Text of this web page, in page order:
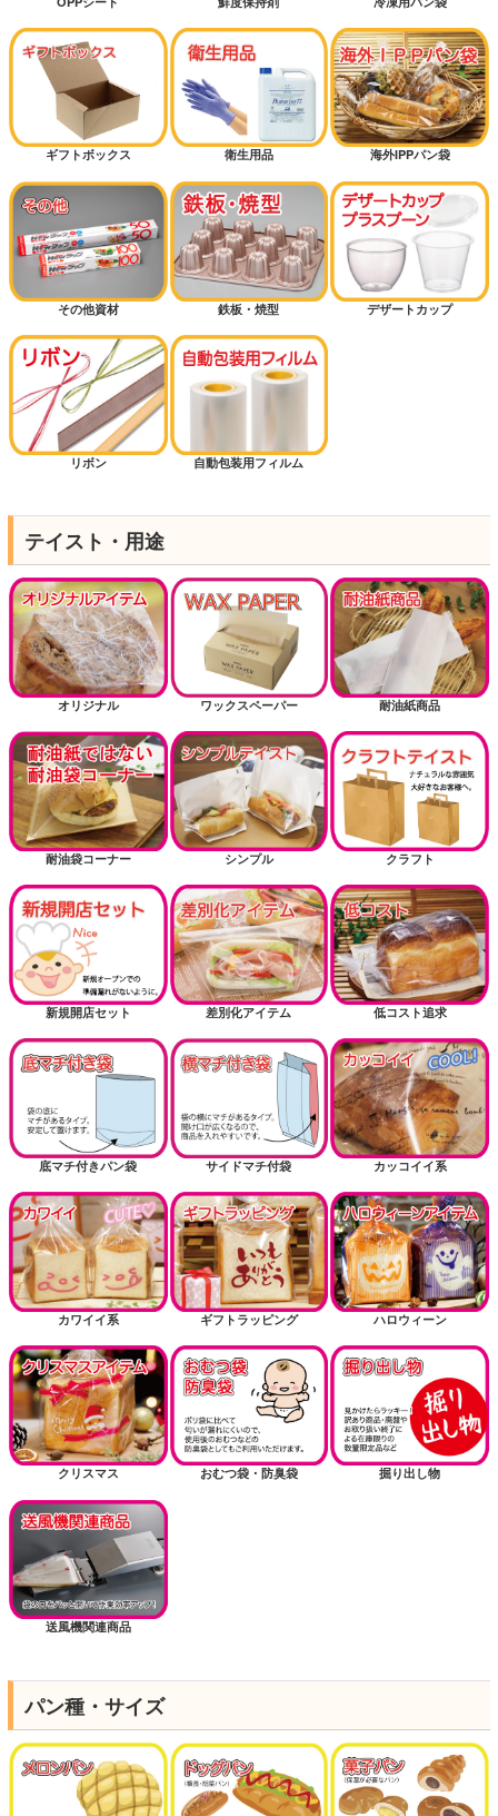
ギフトボックス 衛生用品 海外IPPパン袋
その他資材 鉄板・焼型 デザートカップ
リボン 自動包装用フィルム
テイスト・用途
オリジナル ワックスペーパー 耐油紙商品
耐油袋コーナー シンプル クラフト
新規開店セット 差別化アイテム 低コスト追求
底マチ付きパン袋 サイドマチ付袋 カッコイイ系
カワイイ系 ギフトラッピング ハロウィーン
クリスマス おむつ袋・防臭袋 掘り出し物
送風機関連商品
パン種・サイズ